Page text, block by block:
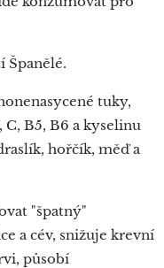
Španělé.
tuky,
B5, B6 a kyselinu
hořčík, měď a
"špatný"
a cév, snižuje krevní
působí